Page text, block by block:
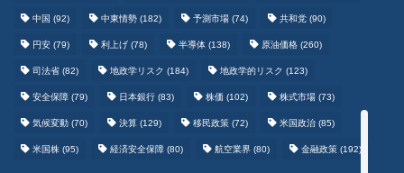
中国 (92) 中東情勢 (182) 予測市場 (74) 共和党 (90)
円安 (79) 利上げ (78) 半導体 (138) 原油価格 (260)
司法省 (82) 地政学リスク (184) 地政学的リスク (123)
安全保障 (79) 日本銀行 (83) 株価 (102) 株式市場 (73)
気候変動 (70) 決算 (129) 移民政策 (72) 米国政治 (85)
米国株 (95) 経済安全保障 (80) 航空業界 (80) 金融政策 (192)
野球まとめ
サッカーまとめ